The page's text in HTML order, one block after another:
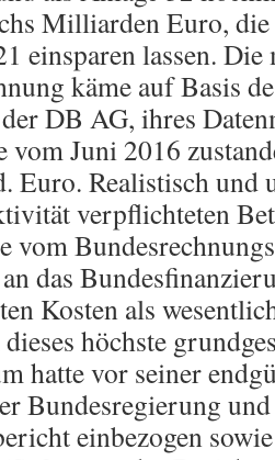
Milliarden Euro,
einsparen lassen. Die
käme auf Basis
DB AG, ihres
vom Juni 2016
Euro. Realistisch und
verpflichteten
vom
das
Kosten als
höchste
hatte vor seiner
Bundesregierung
einbezogen